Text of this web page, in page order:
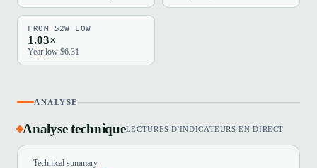
FROM 52W LOW
1.03×
Year low $6.31
ANALYSE
Analyse techniqueLECTURES D'INDICATEURS EN DIRECT
Technical summary